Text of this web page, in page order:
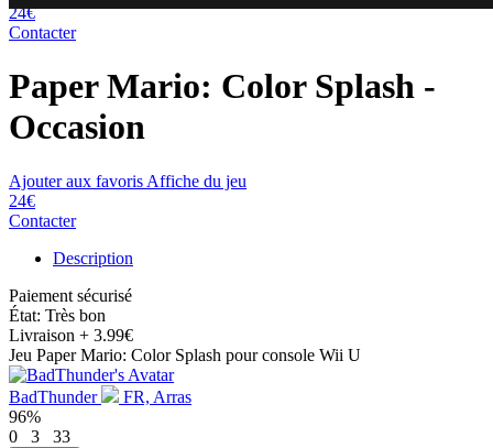
24€
Contacter
Paper Mario: Color Splash -
Occasion
Ajouter aux favoris Affiche du jeu
24€
Contacter
Description
Paiement sécurisé
État: Très bon
Livraison + 3.99€
Jeu Paper Mario: Color Splash pour console Wii U
BadThunder
FR, Arras
96%
0
3 33